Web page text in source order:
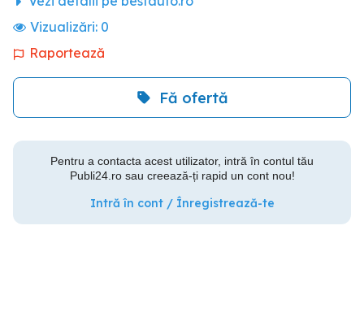
Vizualizări: 0
Raportează
Fă ofertă
Pentru a contacta acest utilizator, intră în contul tău
Publi24.ro sau creează-ți rapid un cont nou!
Intră în cont / Înregistrează-te